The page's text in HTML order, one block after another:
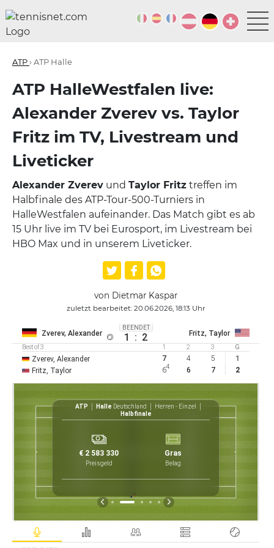
ATP› ATP Halle
ATP HalleWestfalen live:
Alexander Zverev vs. Taylor
Fritz im TV, Livestream und
Liveticker
Alexander Zverev und Taylor Fritz treffen im
Halbfinale des ATP-Tour-500-Turniers in
HalleWestfalen aufeinander. Das Match gibt es ab
15 Uhr live im TV bei Eurosport, im Livestream bei
HBO Max und in unserem Liveticker.
von Dietmar Kaspar
zuletzt bearbeitet: 20.06.2026, 18:13 Uhr
Zverev, Alexander
BEENDET
1 : 2 Fritz, Taylor
Best of 3 1 2 3 G
Zverev, Alexander 7 4 5
1
Fritz, Taylor
64 6 7 2
ATP Halle Deutschland
Herren - Einzel
Halbfinale
€ 2 583 330
Preisgeld
Gras
Belag